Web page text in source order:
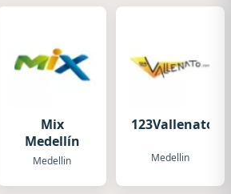
Mix
Medellín
Medellin Medellin